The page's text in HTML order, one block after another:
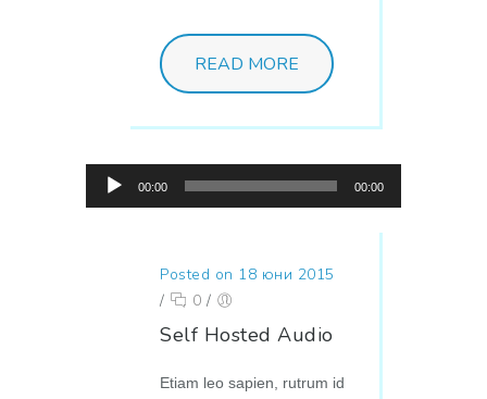
READ MORE
Аудио
00:00 00:00
Posted on 18 юни 2015
/
0 /
Self Hosted Audio
Etiam leo sapien, rutrum id